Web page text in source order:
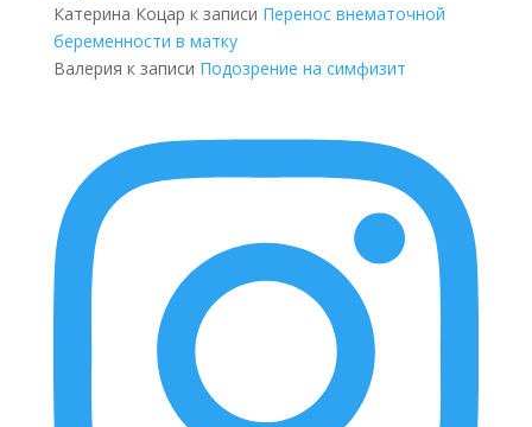
Катерина Коцар к записи Перенос внематочной
беременности в матку
Валерия к записи Подозрение на симфизит